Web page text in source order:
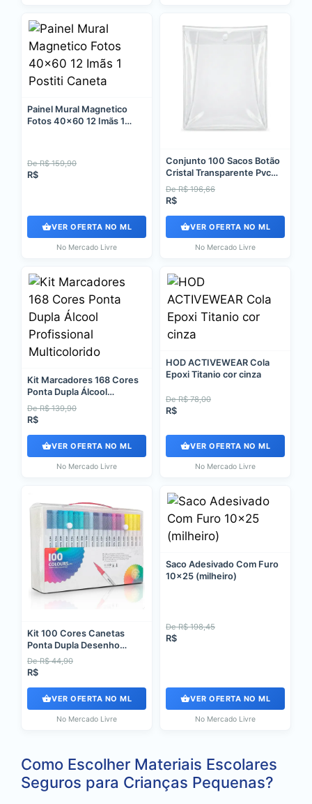
Painel Mural Magnetico
Fotos 40x60 12 Imãs 1
De R$ 159,90
R$
VER OFERTA NO ML
No Mercado Livre
Conjunto 100 Sacos Botão
Cristal Transparente Pvc
25x30
De R$ 196,66
R$
VER OFERTA NO ML
No Mercado Livre
Kit Marcadores 168 Cores
Ponta Dupla Álcool
Profissional Multicolorido
De R$ 139,90
R$
VER OFERTA NO ML
No Mercado Livre
HOD ACTIVEWEAR Cola
Epoxi Titanio cor cinza
De R$ 78,00
R$
VER OFERTA NO ML
No Mercado Livre
Kit 100 Cores Canetas
Ponta Dupla Desenho
Colorir Brush Pen
Multicolorido Kit Com 100
De R$ 44,90
R$
VER OFERTA NO ML
No Mercado Livre
Saco Adesivado Com Furo
10x25 (milheiro)
De R$ 198,45
R$
VER OFERTA NO ML
No Mercado Livre
Como Escolher Materiais Escolares
Seguros para Crianças Pequenas?